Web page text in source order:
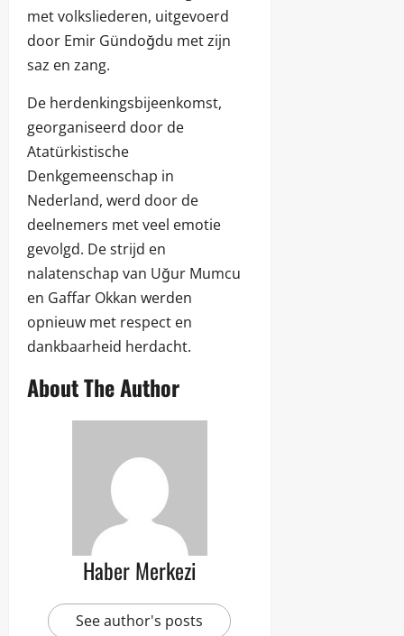
met volksliederen, uitgevoerd
door Emir Gündoğdu met zijn
saz en zang.
De herdenkingsbijeenkomst,
georganiseerd door de
Atatürkistische
Denkgemeenschap in
Nederland, werd door de
deelnemers met veel emotie
gevolgd. De strijd en
nalatenschap van Uğur Mumcu
en Gaffar Okkan werden
opnieuw met respect en
dankbaarheid herdacht.
About The Author
Haber Merkezi
See author's posts